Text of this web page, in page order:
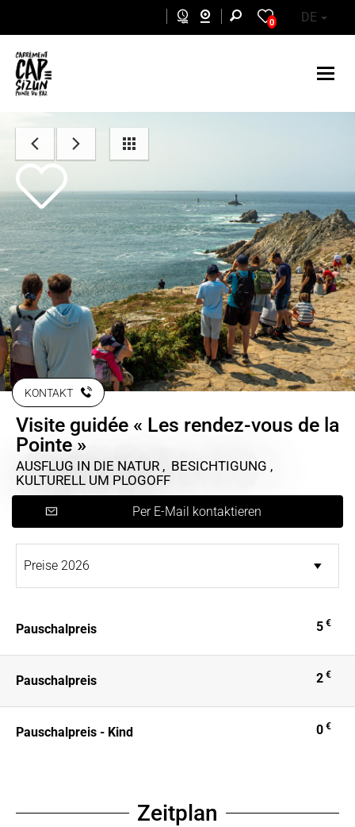
0 DE
KONTAKT
Visite guidée « Les rendez-vous de la
Pointe »
AUSFLUG IN DIE NATUR , BESICHTIGUNG ,
KULTURELL UM PLOGOFF
Per E-Mail kontaktieren
Pauschalpreis 5 €
Pauschalpreis 2 €
Pauschalpreis - Kind 0 €
Zeitplan